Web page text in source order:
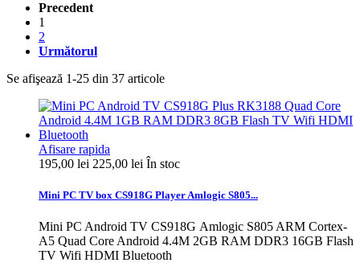
Precedent
1
2
Următorul
Se afişează 1-25 din 37 articole
Afisare rapida
195,00 lei 225,00 lei În stoc
Mini PC TV box CS918G Player Amlogic S805...
Mini PC Android TV CS918G Amlogic S805 ARM Cortex-
A5 Quad Core Android 4.4M 2GB RAM DDR3 16GB Flash
TV Wifi HDMI Bluetooth